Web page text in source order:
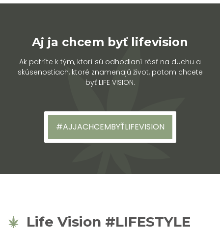
Aj ja chcem byť lifevision
Ak patríte k tým, ktorí sú odhodlaní rásť na duchu a
skúsenostiach, ktoré znamenajú život, potom chcete
byť LIFE VISION.
#AJJACHCEMBYŤLIFEVISION
Life Vision #LIFESTYLE